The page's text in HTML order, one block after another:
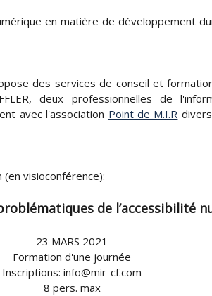
en matière de développement
des services de conseil et
deux professionnelles de
avec l'association Point de M.I.R
visioconférence):
de l’accessibilité
23 MARS 2021
Formation d'une journée
Inscriptions: info@mir-cf.com
8 pers. max